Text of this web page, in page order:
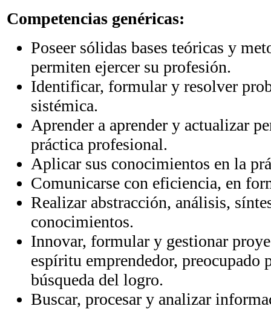
Competencias genéricas:
Poseer sólidas bases teóricas y
permiten ejercer su profesión.
Identificar, formular y resolver
sistémica.
Aprender a aprender y actualizar
práctica profesional.
Aplicar sus conocimientos en la
Comunicarse con eficiencia, en
Realizar abstracción, análisis,
conocimientos.
Innovar, formular y gestionar
espíritu emprendedor, preocupado
búsqueda del logro.
Buscar, procesar y analizar